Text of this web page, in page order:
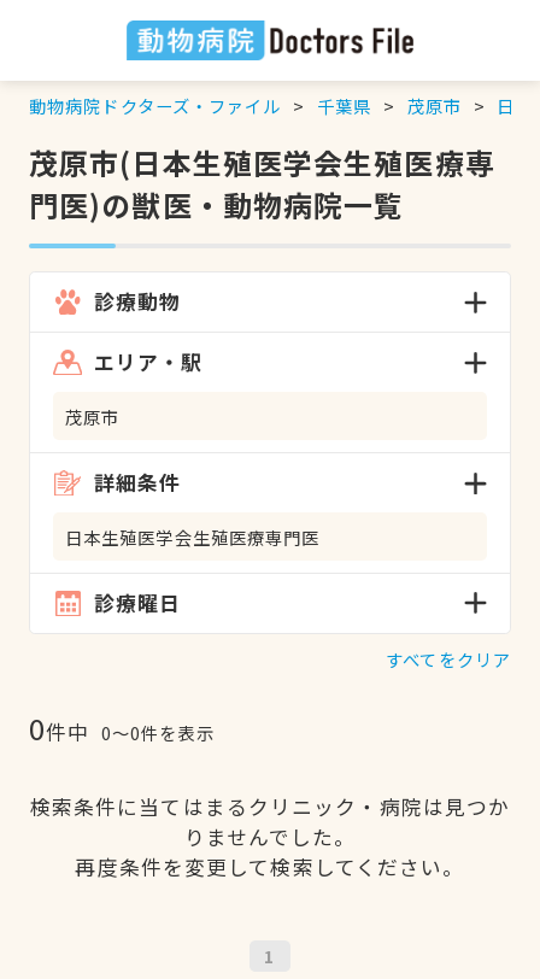
動物病院ドクターズ・ファイル 千葉県 茂原市 日本
茂原市(日本生殖医学会生殖医療専
門医)の獣医・動物病院一覧
診療動物
エリア・駅
茂原市
詳細条件
日本生殖医学会生殖医療専門医
診療曜日
すべてをクリア
0件中 0〜0件を表示
検索条件に当てはまるクリニック・病院は見つか
りませんでした。
再度条件を変更して検索してください。
1